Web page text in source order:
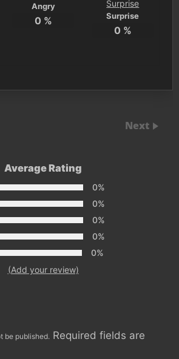
Angry
0 % Surprise
0 %
Next
Average Rating
0%
0%
0%
0%
0%
(Add your review)
be published. Required fields are